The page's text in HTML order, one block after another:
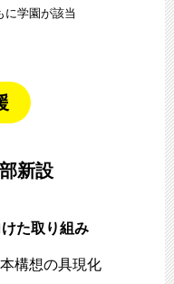
に学園が該当
新設
た取り組み
構想の具現化